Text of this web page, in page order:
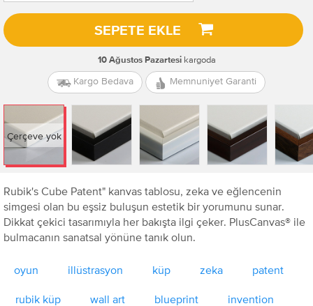
SEPETE EKLE
10 Ağustos Pazartesikargoda
Kargo Bedava Memnuniyet Garanti
Çerçeve yok
Rubik's Cube Patent" kanvas tablosu, zeka ve eğlencenin
simgesi olan bu eşsiz buluşun estetik bir yorumunu sunar.
Dikkat çekici tasarımıyla her bakışta ilgi çeker. PlusCanvas® ile
bulmacanın sanatsal yönüne tanık olun.
oyun illüstrasyon küp zeka patent
rubik küp wall art blueprint invention